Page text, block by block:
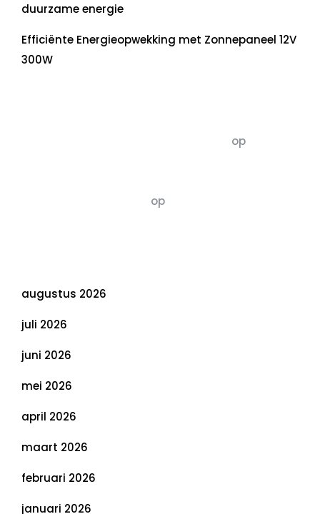
duurzame energie
Efficiënte Energieopwekking met Zonnepaneel 12V
300W
op
op
augustus 2026
juli 2026
juni 2026
mei 2026
april 2026
maart 2026
februari 2026
januari 2026